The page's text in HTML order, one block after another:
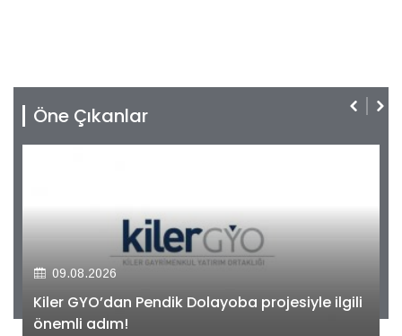
Öne Çıkanlar
09.08.2026
Kiler GYO’dan Pendik Dolayoba projesiyle ilgili
önemli adım!